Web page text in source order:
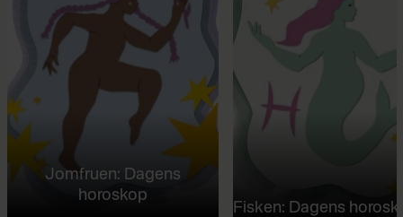
Jomfruen: Dagens
horoskop
Fisken: Dagens